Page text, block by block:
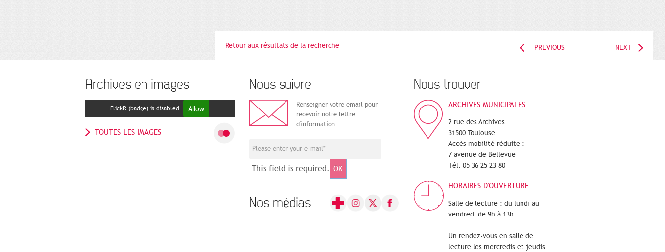
Retour aux résultats de la recherche PREVIOUS NEXT
Archives en images
FlickR (badge) is disabled. Allow
TOUTES LES IMAGES
Nous suivre
Renseigner votre email pour
recevoir notre lettre
d'information.
This field is required. OK
Nos médias
Nous trouver
ARCHIVES MUNICIPALES
2 rue des Archives
31500 Toulouse
Accès mobilité réduite :
7 avenue de Bellevue
Tél. 05 36 25 23 80
HORAIRES D'OUVERTURE
Salle de lecture : du lundi au
vendredi de 9h à 13h.
Un rendez-vous en salle de
lecture les mercredis et jeudis